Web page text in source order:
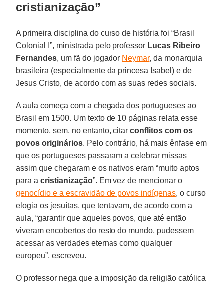
cristianização”
A primeira disciplina do curso de história foi “Brasil
Colonial I”, ministrada pelo professor Lucas Ribeiro
Fernandes, um fã do jogador Neymar, da monarquia
brasileira (especialmente da princesa Isabel) e de
Jesus Cristo, de acordo com as suas redes sociais.
A aula começa com a chegada dos portugueses ao
Brasil em 1500. Um texto de 10 páginas relata esse
momento, sem, no entanto, citarconflitos com os
povos originários. Pelo contrário, há mais ênfase em
que os portugueses passaram a celebrar missas
assim que chegaram e os nativos eram “muito aptos
para acristianização”. Em vez de mencionar o
genocídio e a escravidão de povos indígenas, o curso
elogia os jesuítas, que tentavam, de acordo com a
aula, “garantir que aqueles povos, que até então
viveram encobertos do resto do mundo, pudessem
acessar as verdades eternas como qualquer
europeu”, escreveu.
O professor nega que a imposição da religião católica